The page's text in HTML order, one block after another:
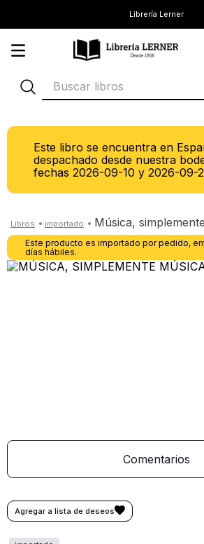
Librería Lerner
Buscar libros
Este libro se encuentra en
despachado desde nuestra
fechas2026-09-10 y2026-09-
música,
Este producto es importado por pedido,
días hábiles.
Comentarios